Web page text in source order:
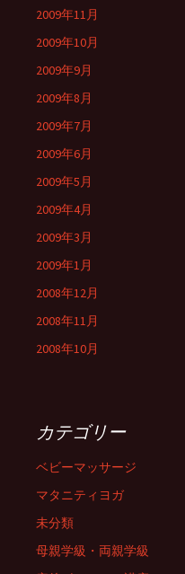
2009年11月
2009年10月
2009年9月
2009年8月
2009年7月
2009年6月
2009年5月
2009年4月
2009年3月
2009年1月
2008年12月
2008年11月
2008年10月
カテゴリー
ベビーマッサージ
マタニティヨガ
未分類
母親学級・両親学級